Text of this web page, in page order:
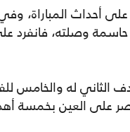
وصلته، فانفرد
على العين بخمسة